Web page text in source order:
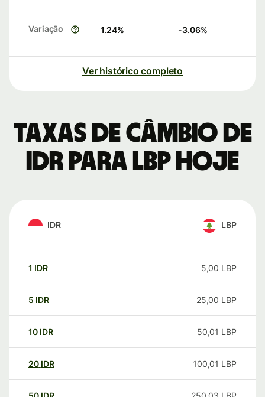
Variação 1.24% -3.06%
Ver histórico completo
Taxas de câmbio de
IDR para LBP hoje
IDR LBP
1 IDR 5,00 LBP
5 IDR 25,00 LBP
10 IDR 50,01 LBP
20 IDR 100,01 LBP